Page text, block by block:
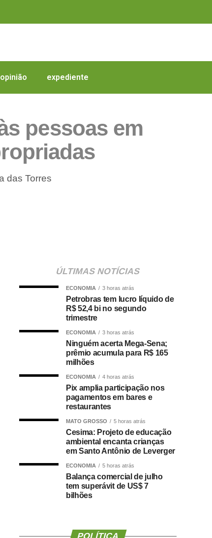
opinião expediente
pessoas em
das Torres
ÚLTIMAS NOTÍCIAS
ECONOMIA 3 horas atrás
Petrobras tem lucro líquido de
R$ 52,4 bi no segundo
trimestre
ECONOMIA 3 horas atrás
Ninguém acerta Mega-Sena;
prêmio acumula para R$ 165
milhões
ECONOMIA 4 horas atrás
Pix amplia participação nos
pagamentos em bares e
restaurantes
MATO GROSSO 5 horas atrás
Cesima: Projeto de educação
ambiental encanta crianças
em Santo Antônio de Leverger
ECONOMIA 5 horas atrás
Balança comercial de julho
tem superávit de US$ 7
bilhões
POLÍTICA